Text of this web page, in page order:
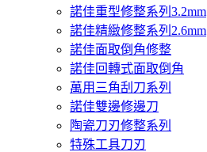
諾佳重型修整系列3.2mm
諾佳精緻修整系列2.6mm
諾佳面取倒角修整
諾佳回轉式面取倒角
萬用三角刮刀系列
諾佳雙邊修邊刀
陶瓷刀刃修整系列
特殊工具刀刃